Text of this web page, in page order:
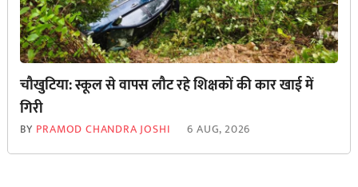
चौखुटिया: स्कूल से वापस लौट रहे शिक्षकों की कार खाई में
गिरी
BY PRAMOD CHANDRA JOSHI 6 AUG, 2026